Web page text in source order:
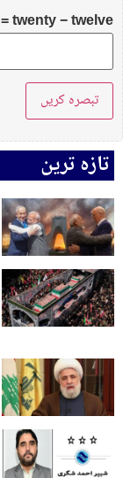
twenty − twelve =
تازہ ترین